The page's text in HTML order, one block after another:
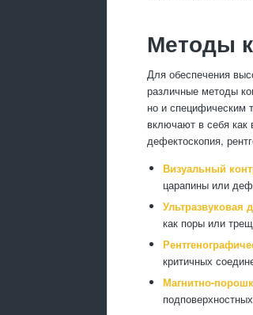
Методы
Для обеспечения
различные методы
но и специфическим
включают в себя как
дефектоскопия,
Визуальный
царапины или
Ультразвуковая
как поры или
критичных
Магнитно-